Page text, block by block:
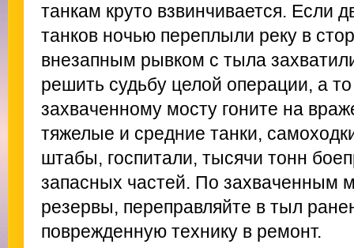
танкам круто взвинчивается. Если
танков ночью переплыли реку в
внезапным рывком с тыла
решить судьбу целой операции, а
захваченному мосту гоните на
тяжелые и средние танки,
штабы, госпитали, тысячи тонн
запасных частей. По захваченным
резервы, переправляйте в тыл
поврежденную технику в ремонт.